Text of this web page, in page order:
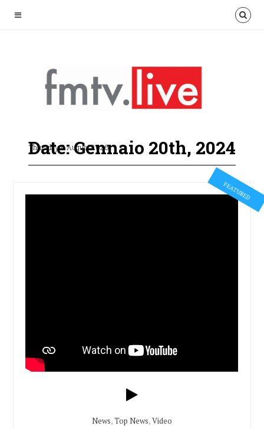
Thursday 6 August 2026
Date: Gennaio 20th, 2024
FEATURED
News,Top News,Video